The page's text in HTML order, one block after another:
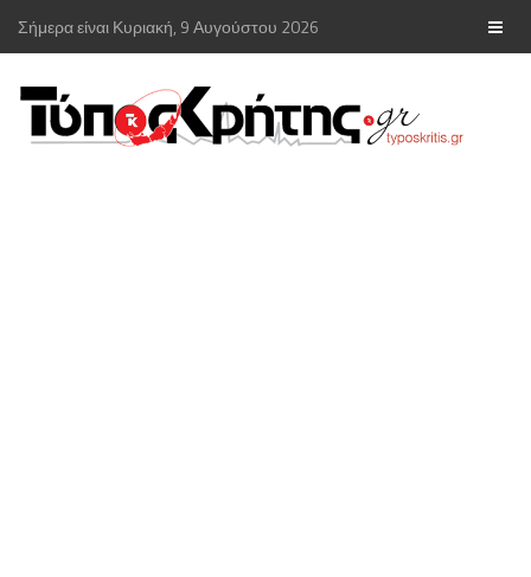
Σήμερα είναι Κυριακή, 9 Αυγούστου 2026